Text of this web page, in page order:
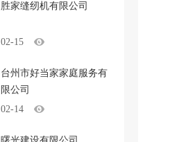
胜家缝纫机有限公司
02-15
台州市好当家家庭服务有
限公司
02-14